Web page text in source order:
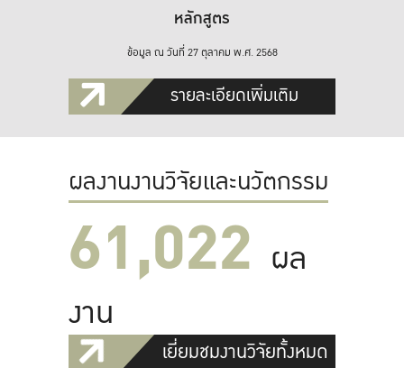
หลักสูตร
ข้อมูล ณ วันที่ 27 ตุลาคม พ.ศ. 2568
รายละเอียดเพิ่มเติม
ผลงานงานวิจัยและนวัตกรรม
61,022 ผล
งาน
เยี่ยมชมงานวิจัยทั้งหมด